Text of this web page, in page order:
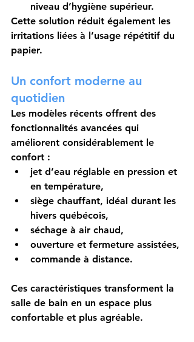
niveau d’hygiène supérieur.
Cette solution réduit également les
irritations liées à l’usage répétitif du
papier.
Un confort moderne au
quotidien
Les modèles récents offrent des
fonctionnalités avancées qui
améliorent considérablement le
confort :
jet d’eau réglable en pression et
en température,
siège chauffant, idéal durant les
hivers québécois,
séchage à air chaud,
ouverture et fermeture assistées,
commande à distance.
Ces caractéristiques transforment la
salle de bain en un espace plus
confortable et plus agréable.